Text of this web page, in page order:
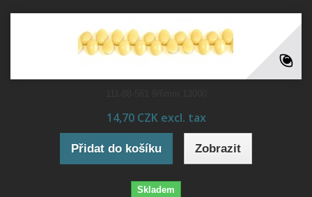
14,70 CZK excl. tax
Přidat do košíku Zobrazit
Skladem